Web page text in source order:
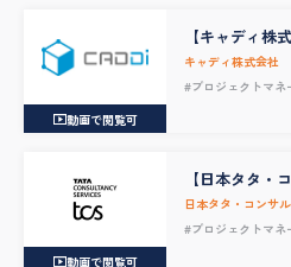
動画で閲覧可
【キャディ株
ジャー
キャディ株式会社
#プロジェクトマネ
動画で閲覧可
【日本タタ・
ズ株式会社】
Technical
日本タタ・コンサ
#プロジェクトマネ